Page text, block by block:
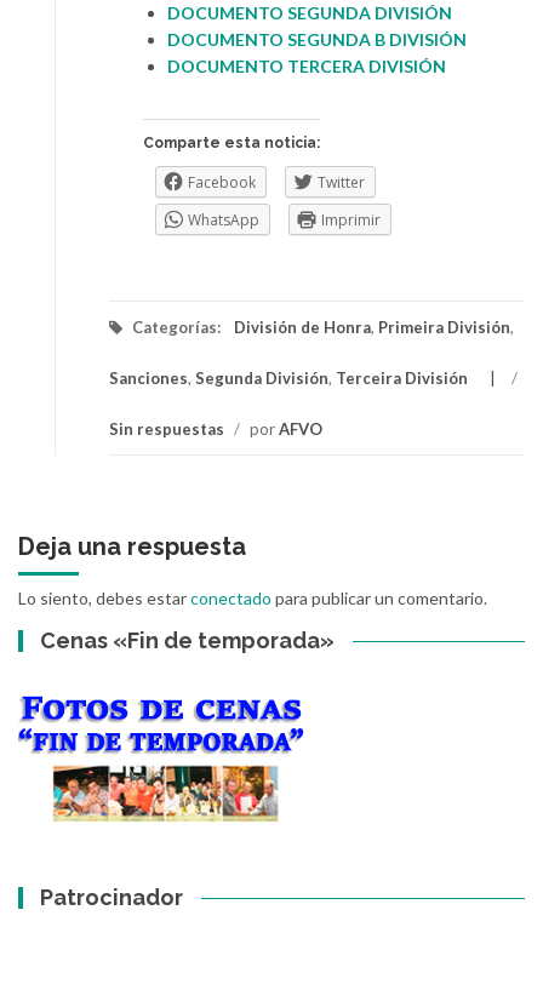
DOCUMENTO SEGUNDA DIVISIÓN
DOCUMENTO SEGUNDA B DIVISIÓN
DOCUMENTO TERCERA DIVISIÓN
Comparte esta noticia:
Facebook
Twitter
WhatsApp
Imprimir
Categorías: División de Honra, Primeira División,
Sanciones, Segunda División, Terceira División /
Sin respuestas / porAFVO
Deja una respuesta
Lo siento, debes estarconectado para publicar un comentario.
Cenas «Fin de temporada»
Patrocinador